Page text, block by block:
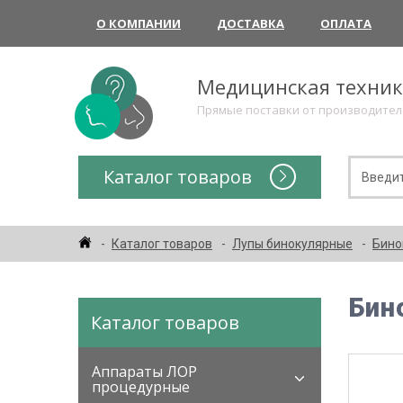
О КОМПАНИИ ДОСТАВКА ОПЛАТА
Медицинская
Прямые поставки от
Каталог товаров
Каталог товаров Лупы бинокулярные
Каталог товаров
Аппараты ЛОР
процедурные